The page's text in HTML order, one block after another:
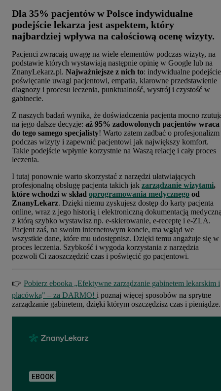
Dla 35% pacjentów w Polsce indywidualne
podejście lekarza jest aspektem, który
najbardziej wpływa na całościową ocenę wizyty.
Pacjenci zwracają uwagę na wiele elementów podczas wizyty, na
podstawie których wystawiają następnie opinię w Google lub na
ZnanyLekarz.pl. Najważniejsze z nich to: indywidualne
poświęcanie uwagi pacjentowi, empatia, klarowne przedstawienie
diagnozy i procesu leczenia, punktualność, wystrój i czystość w
gabinecie.
Z naszych badań wynika, że doświadczenia pacjenta mocno
na jego dalsze decyzje: aż 95% zadowolonych pacjentów wraca
do tego samego specjalisty! Warto zatem zadbać o profesjonalizm
podczas wizyty i zapewnić pacjentowi jak największy komfort.
Takie podejście wpłynie korzystnie na Waszą relację i cały proces
leczenia.
I tutaj ponownie warto skorzystać z narzędzi ułatwiających
profesjonalną obsługę pacjenta takich jak zarządzanie wizytami,
które wchodzi w skład oprogramowania medycznego od
ZnanyLekarz. Dzięki niemu zyskujesz dostęp do karty pacjenta
online, wraz z jego historią i elektroniczną dokumentacją
z którą szybko wystawisz np. e-skierowanie, e-receptę i e-ZLA.
Pacjent zaś, na swoim internetowym koncie, ma wgląd we
wszystkie dane, które mu udostępnisz. Dzięki temu angażuje się w
proces leczenia. Szybkość i wygoda korzystania z narzędzia
pozwoli Ci zaoszczędzić czas i poświęcić go pacjentowi.
👉 Pobierz ebooka „Efektywne zarządzanie gabinetem lekarskim i
placówką" – za DARMO! i poznaj więcej sposobów na sprytne
zarządzanie gabinetem, dzięki którym oszczędzisz czas i pieniądze.
EBOOK